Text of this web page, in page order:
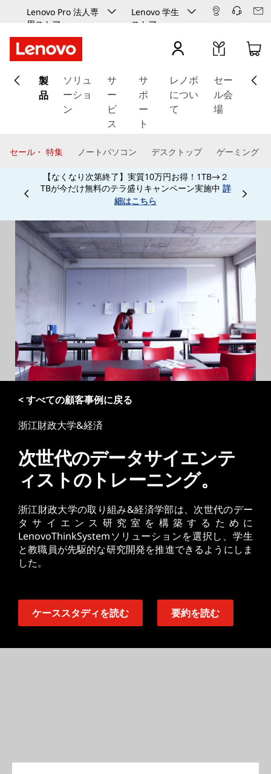
Lenovo Pro 法人専
用ストア
Lenovo 学生
ストア
イ
ン
ッ
プ
製
品
ソリュ
ーショ
ン
サ
ー
ビ
ス
サ
ポ
ー
ト
レノボ
につい
て
セー
ル会
場
セール・ 特集 ノートパソコン デスクトップ ゲーミング
学生、保護者、教職員、予備校生なら特別割引で
ご購入頂けます！学生向け学生ストアは こちら
Currently displaying item 4 of
< すべての顧客事例に戻る
浙江財政大学&経済
次世代のデータサイエンテ
ィストのトレーニング。
浙江財政大学の取り組み&経済学部は、次世代のデー
タサイエンス研究室を構築するために
LenovoThinkSystemソリューションを選択し、学生
と教職員が先駆的な研究開発を推進できるようにしま
した。
ケーススタディを読む 要約を読む